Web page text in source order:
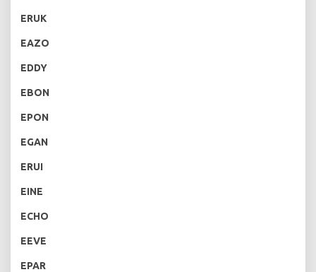
ERUK
EAZO
EDDY
EBON
EPON
EGAN
ERUI
EINE
ECHO
EEVE
EPAR